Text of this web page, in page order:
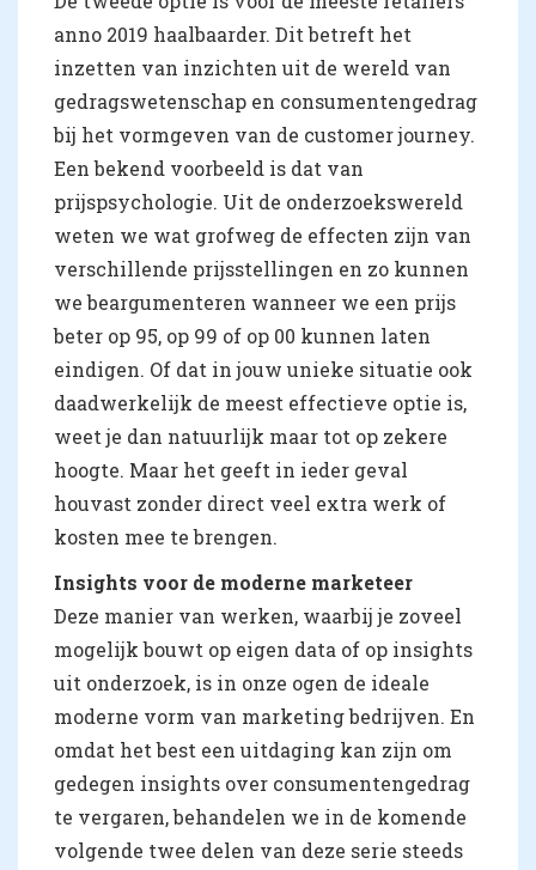
anno 2019 haalbaarder. Dit betreft het
inzetten van inzichten uit de wereld van
gedragswetenschap en consumentengedrag
bij het vormgeven van de customer journey.
Een bekend voorbeeld is dat van
prijspsychologie. Uit de onderzoekswereld
weten we wat grofweg de effecten zijn van
verschillende prijsstellingen en zo kunnen
we beargumenteren wanneer we een prijs
beter op 95, op 99 of op 00 kunnen laten
eindigen. Of dat in jouw unieke situatie ook
daadwerkelijk de meest effectieve optie is,
weet je dan natuurlijk maar tot op zekere
hoogte. Maar het geeft in ieder geval
houvast zonder direct veel extra werk of
kosten mee te brengen.
Insights voor de moderne marketeer
Deze manier van werken, waarbij je zoveel
mogelijk bouwt op eigen data of op insights
uit onderzoek, is in onze ogen de ideale
moderne vorm van marketing bedrijven. En
omdat het best een uitdaging kan zijn om
gedegen insights over consumentengedrag
te vergaren, behandelen we in de komende
volgende twee delen van deze serie steeds